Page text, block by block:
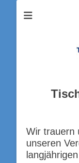
Wir trauern
unseren